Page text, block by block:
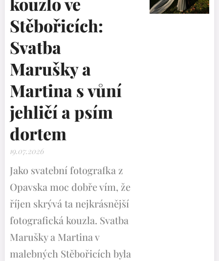
Stěbořicích:
Svatba
Marušky a
Martina s vůní
jehličí a psím
dortem
19.07.2026
Jako svatební fotografka z
Opavska moc dobře vím, že
říjen skrývá ta nejkrásnější
fotografická kouzla. Svatba
Marušky a Martina v
malebných Stěbořicích byla